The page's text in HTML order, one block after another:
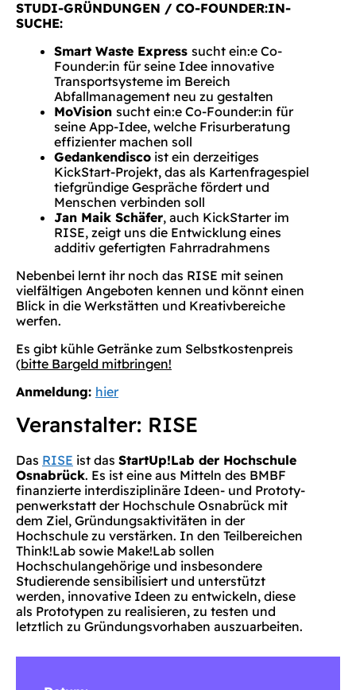
STUDI-GRÜNDUNGEN / CO-FOUNDER:IN-
SUCHE:
Smart Waste Express sucht ein:e Co-
Founder:in für seine Idee innovative
Transportsysteme im Bereich
Abfallmanagement neu zu gestalten
MoVision sucht ein:e Co-Founder:in für
seine App-Idee, welche Frisurberatung
effizienter machen soll
Gedankendisco ist ein derzeitiges
KickStart-Projekt, das als Kartenfragespiel
tiefgründige Gespräche fördert und
Menschen verbinden soll
Jan Maik Schäfer, auch KickStarter im
RISE, zeigt uns die Entwicklung eines
additiv gefertigten Fahrradrahmens
Nebenbei lernt ihr noch das RISE mit seinen
vielfältigen Angeboten kennen und könnt einen
Blick in die Werkstätten und Kreativbereiche
werfen.
Es gibt kühle Getränke zum Selbstkostenpreis
(bitte Bargeld mitbringen!
Anmeldung: hier
Veranstalter: RISE
Das RISE ist das StartUp!Lab der Hochschule
Osnabrück. Es ist eine aus Mitteln des BMBF
finanzierte interdisziplinäre Ideen- und Prototy-
penwerkstatt der Hochschule Osnabrück mit
dem Ziel, Gründungsaktivitäten in der
Hochschule zu verstärken. In den Teilbereichen
Think!Lab sowie Make!Lab sollen
Hochschulangehörige und insbesondere
Studierende sensibilisiert und unterstützt
werden, innovative Ideen zu entwickeln, diese
als Prototypen zu realisieren, zu testen und
letztlich zu Gründungsvorhaben auszuarbeiten.